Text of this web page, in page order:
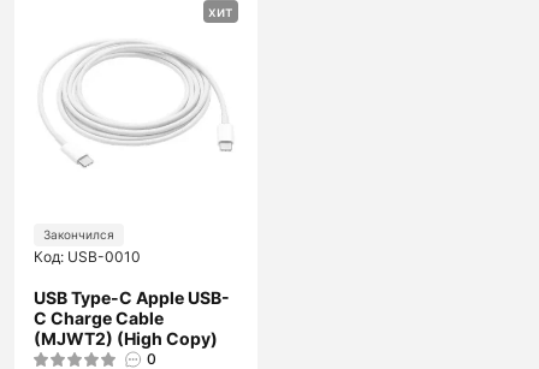
хит
Закончился
Код: USB-0010
USB Type-C Apple USB-
C Charge Cable
(MJWT2) (High Copy)
0